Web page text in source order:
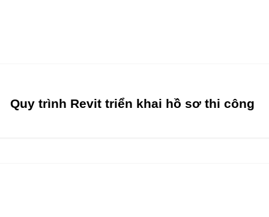
Quy trình Revit triển khai hồ sơ thi công